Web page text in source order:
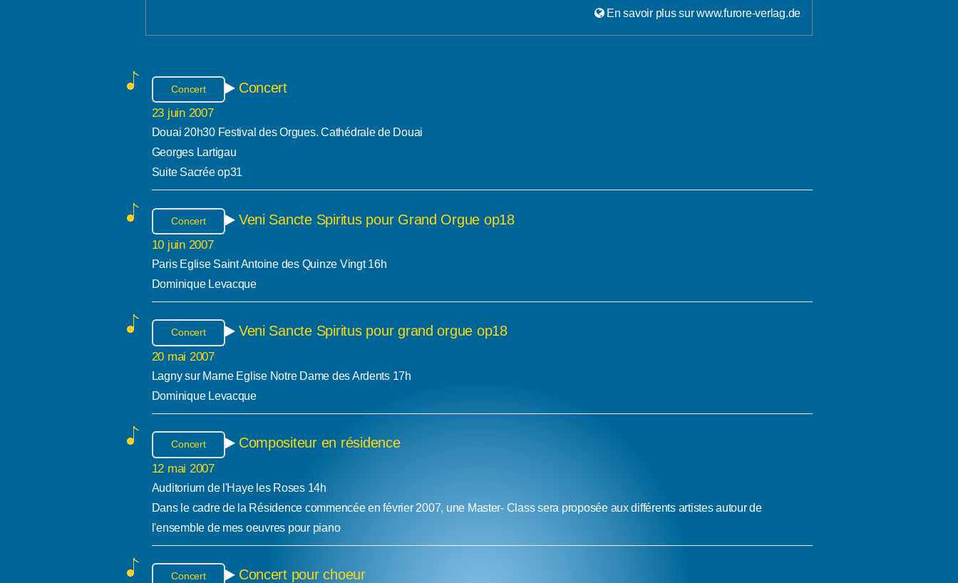
En savoir plus sur www.furore-verlag.de
Concert Concert
23 juin 2007
Douai 20h30 Festival des Orgues. Cathédrale de Douai
Georges Lartigau
Suite Sacrée op31
Concert Veni Sancte Spiritus pour Grand Orgue op18
10 juin 2007
Paris Eglise Saint Antoine des Quinze Vingt 16h
Dominique Levacque
Concert Veni Sancte Spiritus pour grand orgue op18
20 mai 2007
Lagny sur Marne Eglise Notre Dame des Ardents 17h
Dominique Levacque
Concert Compositeur en résidence
12 mai 2007
Auditorium de l'Haye les Roses 14h
Dans le cadre de la Résidence commencée en février 2007, une Master- Class sera proposée aux différents artistes autour de
l'ensemble de mes oeuvres pour piano
Concert Concert pour choeur